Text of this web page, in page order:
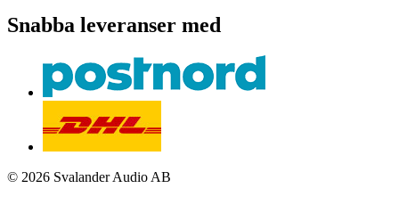
Snabba leveranser med
© 2026 Svalander Audio AB